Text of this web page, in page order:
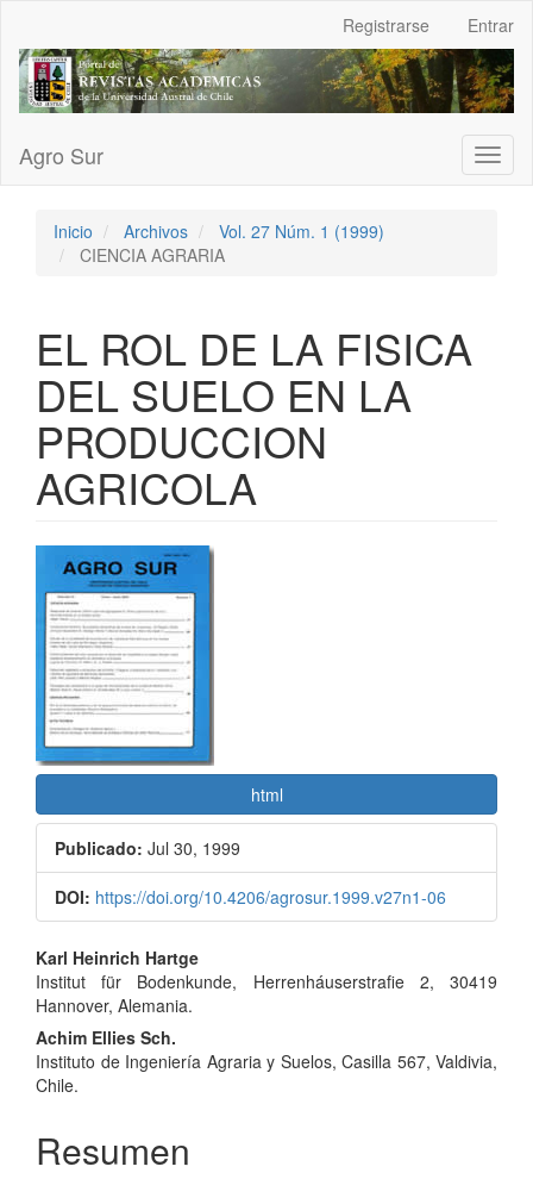
Contenido
principal
Barra
Registrarse Entrar
Agro Sur
Inicio Archivos
Vol. 27 Núm. 1 (1999)
CIENCIA AGRARIA
EL ROL DE LA FISICA
DEL SUELO EN LA
PRODUCCION
AGRICOLA
Barra
lateral
del
artículo
html
Publicado: Jul 30, 1999
DOI: https://doi.org/10.4206/agrosur.1999.v27n1-06
Contenido
principal
del
artículo
Karl Heinrich Hartge
Institut für Bodenkunde, Herrenháuserstrafie 2, 30419
Hannover, Alemania.
Achim Ellies Sch.
Instituto de Ingeniería Agraria y Suelos, Casilla 567, Valdivia,
Chile.
Resumen